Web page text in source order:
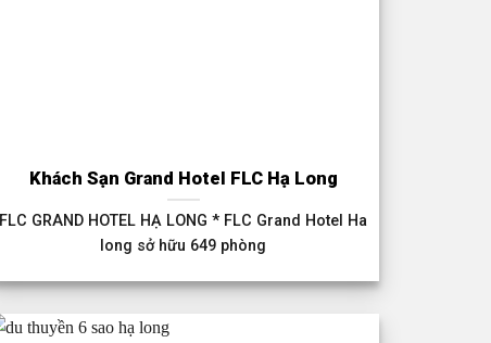
Khách Sạn Grand Hotel FLC Hạ Long
FLC GRAND HOTEL HẠ LONG * FLC Grand Hotel Ha
long sở hữu 649 phòng